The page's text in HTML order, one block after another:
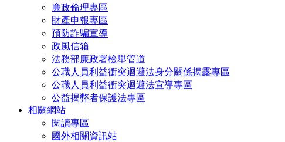
廉政倫理專區
財產申報專區
預防詐騙宣導
政風信箱
法務部廉政署檢舉管道
公職人員利益衝突迴避法身分關係揭露專區
公職人員利益衝突迴避法宣導專區
公益揭弊者保護法專區
相關網站
閱讀專區
國外相關資訊站